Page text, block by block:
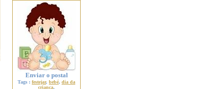
Enviar o postal
Tags : festejar, bebé, dia da
criança,